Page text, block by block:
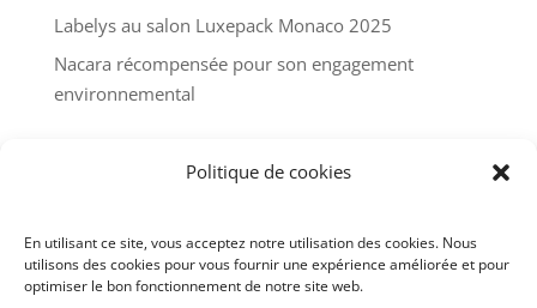
Politique de cookies
En utilisant ce site, vous acceptez notre utilisation des cookies. Nous
utilisons des cookies pour vous fournir une expérience améliorée et pour
optimiser le bon fonctionnement de notre site web.
Labelys au salon Luxepack Monaco 2025
Nacara récompensée pour son engagement
environnemental